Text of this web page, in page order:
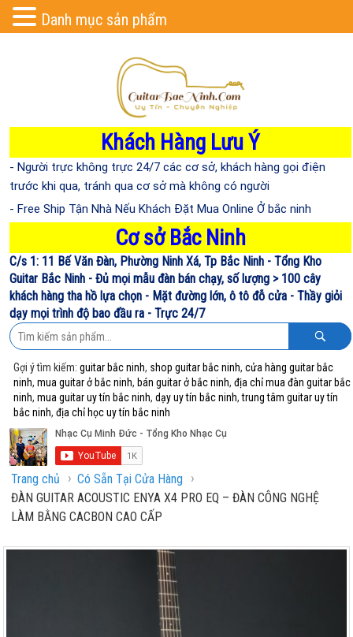
Khách Hàng Lưu Ý
- Người trực không trực 24/7 các cơ sở, khách hàng gọi điện
trước khi qua, tránh qua cơ sở mà không có người
- Free Ship Tận Nhà Nếu Khách Đặt Mua Online Ở bắc ninh
Cơ sở Bắc Ninh
C/s 1: 11 Bế Văn Đàn, Phường Ninh Xá, Tp Bắc Ninh - Tổng Kho
Guitar Bắc Ninh - Đủ mọi mẫu đàn bán chạy, số lượng > 100 cây
khách hàng tha hồ lựa chọn - Mặt đường lớn, ô tô đỗ cửa - Thầy giỏi
dạy mọi trình độ bao đầu ra - Trực 24/7
Gợi ý tìm kiếm:guitar bắc ninh, shop guitar bắc ninh,cửa hàng guitar bắc
ninh,mua guitar ở bắc ninh, bán guitar ở bắc ninh,địa chỉ mua đàn guitar bắc
ninh,mua guitar uy tín bắc ninh,dạy uy tín bắc ninh,trung tâm guitar uy tín
bắc ninh,địa chỉ học uy tín bắc ninh
Trang chủ › Có Sẵn Tại Cửa Hàng ›
ĐÀN GUITAR ACOUSTIC ENYA X4 PRO EQ – ĐÀN CÔNG NGHỆ
LÀM BẰNG CACBON CAO CẤP
Danh mục sản phẩm